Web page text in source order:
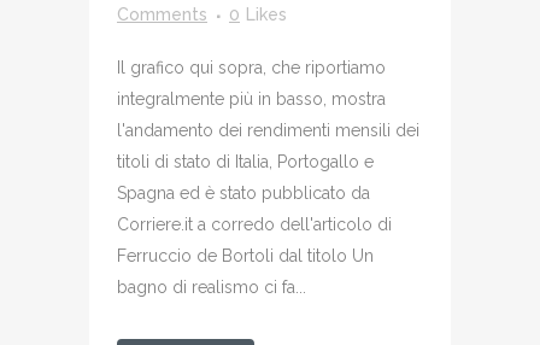
Comments
0 Likes
Il grafico qui sopra, che riportiamo
integralmente più in basso, mostra
l'andamento dei rendimenti mensili dei
titoli di stato di Italia, Portogallo e
Spagna ed è stato pubblicato da
Corriere.it a corredo dell'articolo di
Ferruccio de Bortoli dal titolo Un
bagno di realismo ci fa...